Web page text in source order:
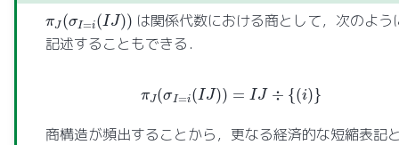
π (σI IJ))
は関係代数における商として，次のよう
記述することもできる．
π (σI =i(IJ ))= IJ ÷{ (i }
商構造が頻出することから，更なる経済的な短縮表記